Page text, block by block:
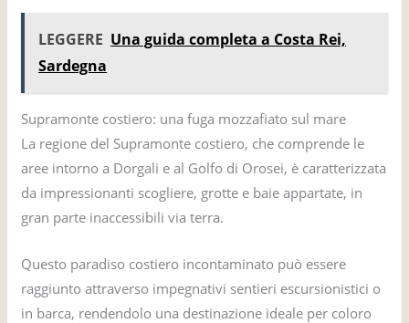
LEGGERE Una guida completa a Costa Rei,
Sardegna
Supramonte costiero: una fuga mozzafiato sul mare
La regione del Supramonte costiero, che comprende le
aree intorno a Dorgali e al Golfo di Orosei, è caratterizzata
da impressionanti scogliere, grotte e baie appartate, in
gran parte inaccessibili via terra.
Questo paradiso costiero incontaminato può essere
raggiunto attraverso impegnativi sentieri escursionistici o
in barca, rendendolo una destinazione ideale per coloro